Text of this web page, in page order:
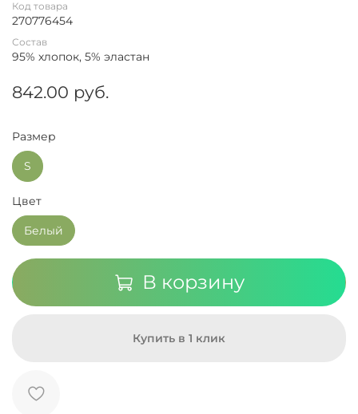
Код товара
270776454
Состав
95% хлопок, 5% эластан
842.00 руб.
В корзину
Купить в 1 клик
Размер
S
Цвет
Белый